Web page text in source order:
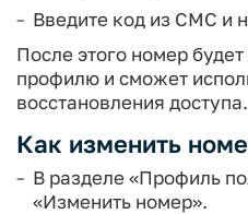
Введите код из СМС и
После этого номер
профилю и сможет
восстановления доступа.
Как изменить
В разделе «Профиль
«Изменить номер».